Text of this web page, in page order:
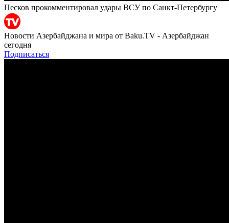
Песков прокомментировал удары ВСУ по Санкт-Петербургу
Новости Азербайджана и мира от Baku.TV - Азербайджан
сегодня
Подписаться